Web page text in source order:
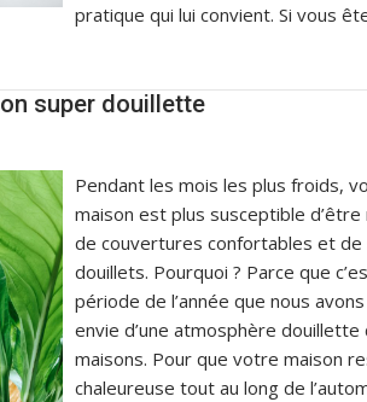
pratique qui lui convient. Si vous
super douillette
Pendant les mois les plus froids,
maison est plus susceptible d’être
de couvertures confortables et de
douillets. Pourquoi ? Parce que
période de l’année que nous
envie d’une atmosphère douillette
maisons. Pour que votre maison
chaleureuse tout au long de